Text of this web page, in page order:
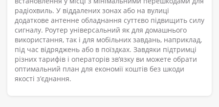
радіохвиль. У віддалених зонах або на вулиці
додаткове антенне обладнання суттєво підвищить силу
сигналу. Роутер універсальний як для домашнього
використання, так і для мобільних завдань, наприклад,
під час відряджень або в поїздках. Завдяки підтримці
різних тарифів і операторів зв’язку ви можете обрати
оптимальний план для економії коштів без шкоди
якості з’єднання.